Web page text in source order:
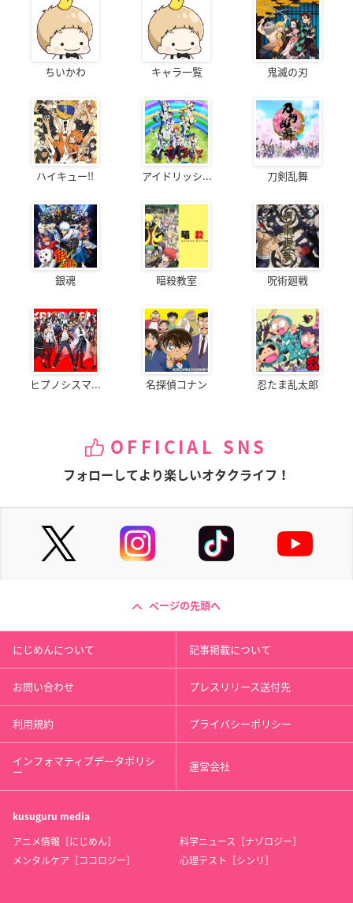
ちいかわ キャラ一覧 鬼滅の刃
ハイキュー!! アイドリッシ... 刀剣乱舞
銀魂 暗殺教室 呪術廻戦
ヒプノシスマ... 名探偵コナン 忍たま乱太郎
OFFICIAL SNS
フォローしてより楽しいオタクライフ！
ページの先頭へ
にじめんについて 記事掲載について
お問い合わせ プレスリリース送付先
利用規約 プライバシーポリシー
インフォマティブデータポリシ
ー 運営会社
kusuguru media
アニメ情報［にじめん］
科学ニュース［ナゾロジー］
メンタルケア［ココロジー］
心理テスト［シンリ］